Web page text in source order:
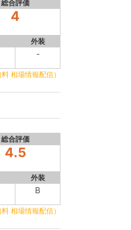
総合評価
4
外装
-
相場情報配信）
総合評価
4.5
外装
B
相場情報配信）